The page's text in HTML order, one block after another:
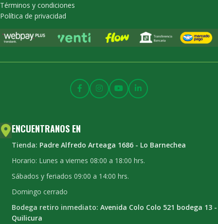
Términos y condiciones
Política de privacidad
ENCUENTRANOS EN
Tienda: Padre Alfredo Arteaga 1686 - Lo Barnechea
Horario: Lunes a viernes 08:00 a 18:00 hrs.
Sábados y feriados 09:00 a 14:00 hrs.
Domingo cerrado
Bodega retiro inmediato: Avenida Colo Colo 521 bodega 13 -
Quilicura